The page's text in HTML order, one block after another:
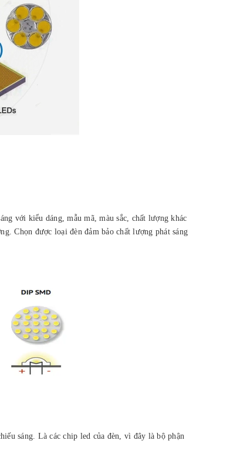
với kiểu dáng, mẫu mã, màu sắc, chất lượng khác
Chọn được loại đèn đảm bảo chất lượng phát sáng
sáng. Là các chip led của đèn, vì đây là bộ phận